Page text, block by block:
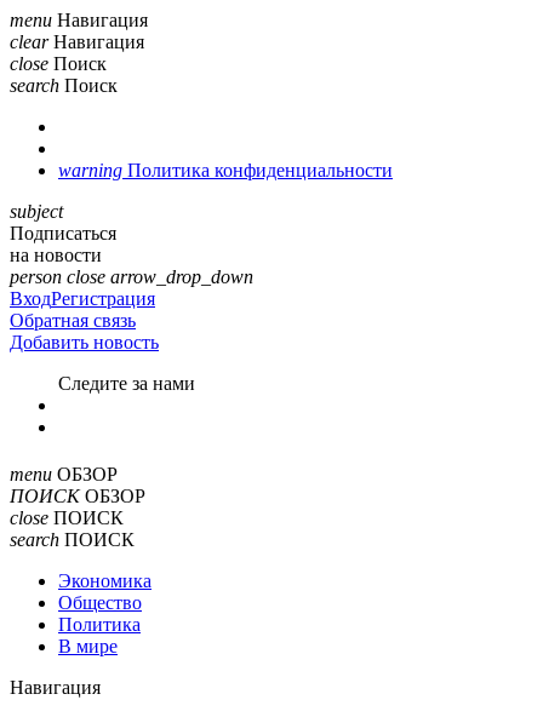
menu Навигация
clear Навигация
close Поиск
search Поиск
warning Политика конфиденциальности
subject
Подписаться
на новости
person close arrow_drop_down
ВходРегистрация
Обратная связь
Добавить новость
Cледите за нами
menu ОБЗОР
ПОИСК ОБЗОР
close ПОИСК
search ПОИСК
Экономика
Общество
Политика
В мире
Навигация